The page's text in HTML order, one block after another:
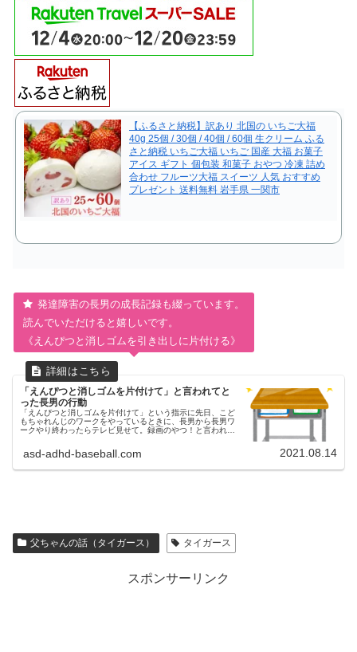
【ふるさと納税】訳あり 北国の いちご大福
40g 25個 / 30個 / 40個 / 60個 生クリーム ふる
さと納税 いちご大福 いちご 国産 大福 お菓子
アイス ギフト 個包装 和菓子 おやつ 冷凍 詰め
合わせ フルーツ大福 スイーツ 人気 おすすめ
プレゼント 送料無料 岩手県 一関市
発達障害の長男の成長記録も綴っています。
読んでいただけると嬉しいです。
《えんぴつと消しゴムを引き出しに片付ける》
「えんぴつと消しゴムを片付けて」と言われてと
った長男の行動
「えんぴつと消しゴムを片付けて」という指示に先日、こど
もちゃれんじのワークをやっているときに、長男から長男ワ
ークやり終わったらテレビ見せて。録画のやつ！と言われた
asd-adhd-baseball.com 2021.08.14
父ちゃんの話（タイガース） タイガース
スポンサーリンク